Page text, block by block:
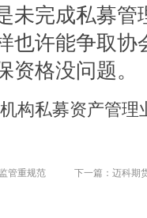
未完成私募
也许能争取协
资格没问题。
构私募资产管理
管重规范
下一篇： 迈科期